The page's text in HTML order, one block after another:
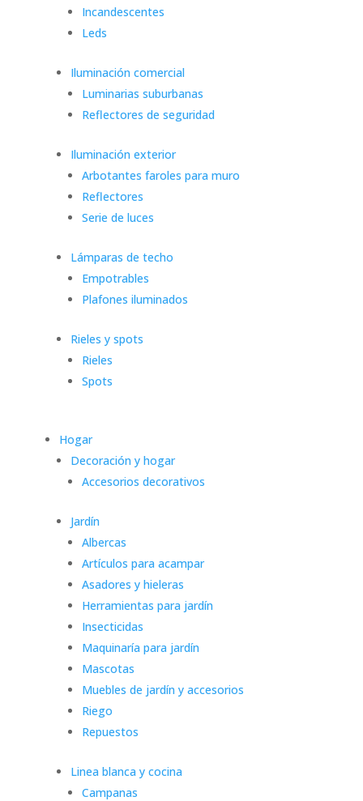
Incandescentes
Leds
Iluminación comercial
Luminarias suburbanas
Reflectores de seguridad
Iluminación exterior
Arbotantes faroles para muro
Reflectores
Serie de luces
Lámparas de techo
Empotrables
Plafones iluminados
Rieles y spots
Rieles
Spots
Hogar
Decoración y hogar
Accesorios decorativos
Jardín
Albercas
Artículos para acampar
Asadores y hieleras
Herramientas para jardín
Insecticidas
Maquinaría para jardín
Mascotas
Muebles de jardín y accesorios
Riego
Repuestos
Linea blanca y cocina
Campanas